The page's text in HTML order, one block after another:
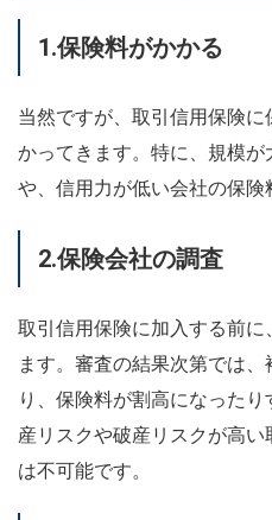
1.保険料がかかる
当然ですが、取引信用保険
かってきます。特に、規模
や、信用力が低い会社の保険
2.保険会社の調査
取引信用保険に加入する前に
ます。審査の結果次第では
り、保険料が割高になった
産リスクや破産リスクが高
は不可能です。